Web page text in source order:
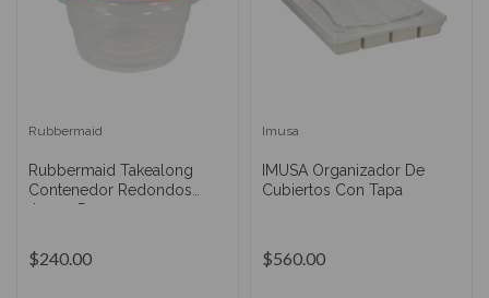
Rubbermaid
Rubbermaid Takealong
Contenedor Redondos
Juego De 2
$240.00
Imusa
IMUSA Organizador De
Cubiertos Con Tapa
$560.00